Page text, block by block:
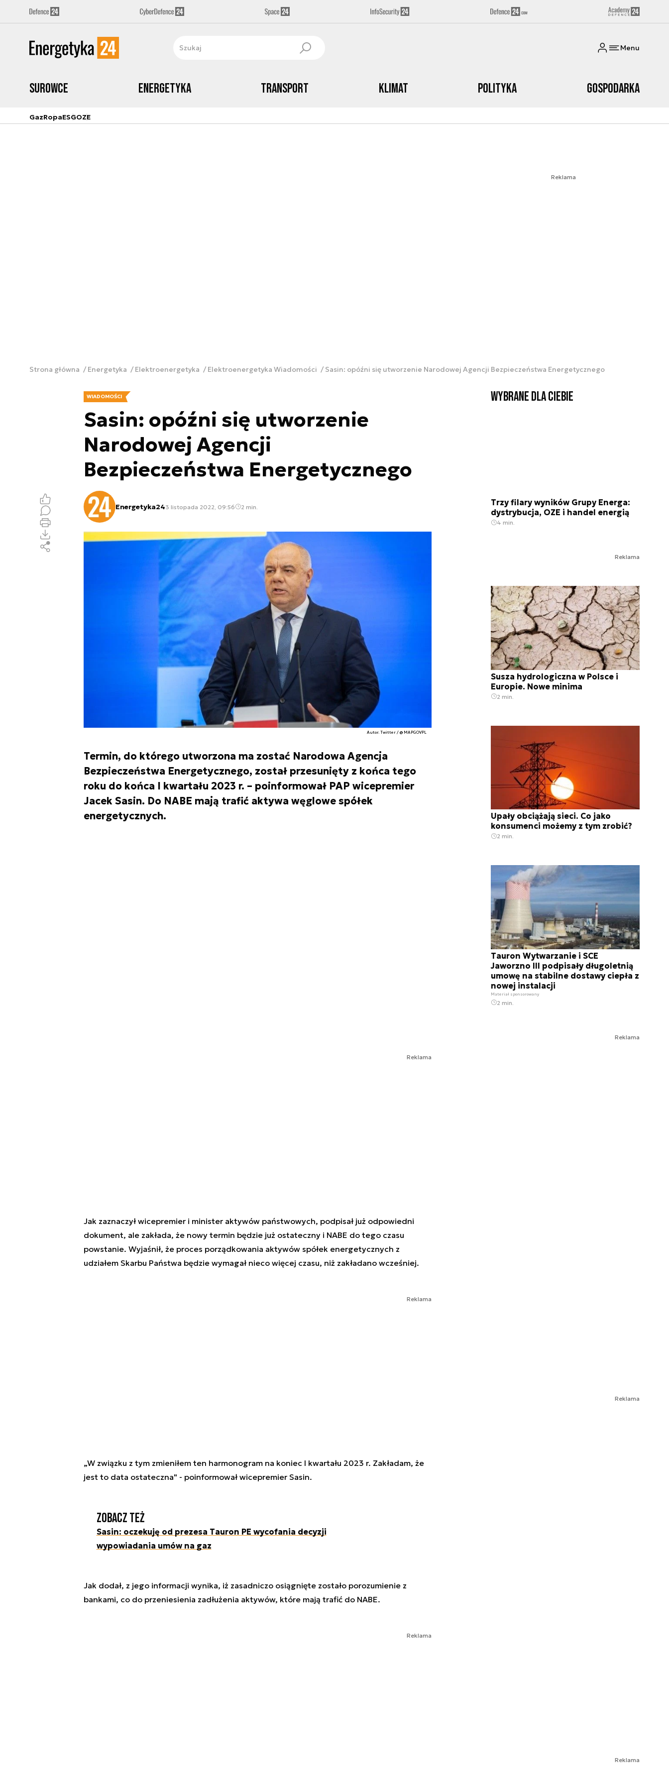
Menu
Surowce Energetyka Transport Klimat Polityka Gospodarka
GazRopaESGOZE
Reklama
Strona główna Energetyka Elektroenergetyka Elektroenergetyka Wiadomości Sasin: opóźni się utworzenie Narodowej Agencji Bezpieczeństwa Energetycznego
WIADOMOŚCI
Sasin: opóźni się utworzenie
Narodowej Agencji
Bezpieczeństwa Energetycznego
Energetyka243 listopada 2022, 09:56 2 min.
Autor. Twitter / @ MAPGOVPL
Termin, do którego utworzona ma zostać Narodowa Agencja
Bezpieczeństwa Energetycznego, został przesunięty z końca tego
roku do końca I kwartału 2023 r. – poinformował PAP wicepremier
Jacek Sasin. Do NABE mają trafić aktywa węglowe spółek
energetycznych.
Reklama
Jak zaznaczył wicepremier i minister aktywów państwowych, podpisał już odpowiedni
dokument, ale zakłada, że nowy termin będzie już ostateczny i NABE do tego czasu
powstanie. Wyjaśnił, że proces porządkowania aktywów spółek energetycznych z
udziałem Skarbu Państwa będzie wymagał nieco więcej czasu, niż zakładano wcześniej.
Reklama
„W związku z tym zmieniłem ten harmonogram na koniec I kwartału 2023 r. Zakładam, że
jest to data ostateczna" - poinformował wicepremier Sasin.
Zobacz też
Sasin: oczekuję od prezesa Tauron PE wycofania decyzji
wypowiadania umów na gaz
Jak dodał, z jego informacji wynika, iż zasadniczo osiągnięte zostało porozumienie z
bankami, co do przeniesienia zadłużenia aktywów, które mają trafić do NABE.
Reklama
Wybrane dla Ciebie
Trzy filary wyników Grupy Energa:
dystrybucja, OZE i handel energią
4 min.
Reklama
Susza hydrologiczna w Polsce i
Europie. Nowe minima
2 min.
Upały obciążają sieci. Co jako
konsumenci możemy z tym zrobić?
2 min.
Tauron Wytwarzanie i SCE
Jaworzno III podpisały długoletnią
umowę na stabilne dostawy ciepła z
nowej instalacji
Materiał sponsorowany
2 min.
Reklama
Reklama
Reklama